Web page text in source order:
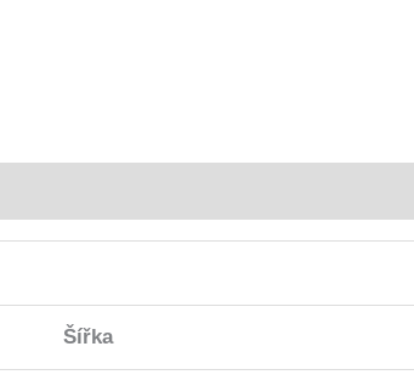
Šířka